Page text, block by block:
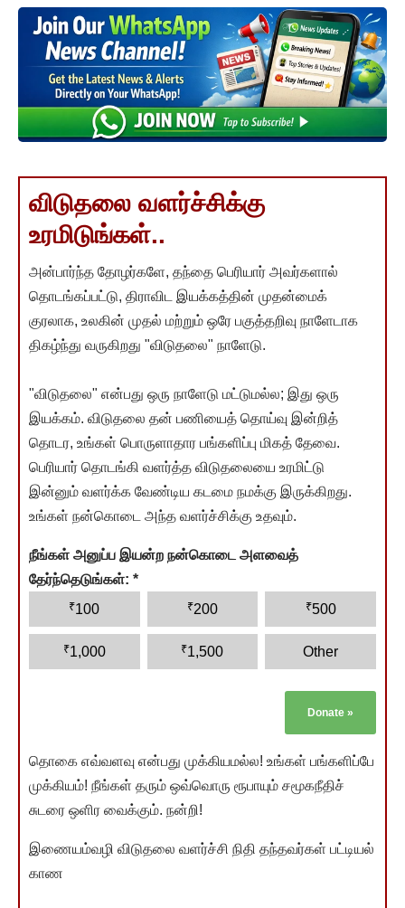
விடுதலை வளர்ச்சிக்கு
உரமிடுங்கள்..
அன்பார்ந்த தோழர்களே, தந்தை பெரியார் அவர்களால்
தொடங்கப்பட்டு, திராவிட இயக்கத்தின் முதன்மைக்
குரலாக, உலகின் முதல் மற்றும் ஒரே பகுத்தறிவு நாளேடாக
திகழ்ந்து வருகிறது "விடுதலை" நாளேடு.
"விடுதலை" என்பது ஒரு நாளேடு மட்டுமல்ல; இது ஒரு
இயக்கம். விடுதலை தன் பணியைத் தொய்வு இன்றித்
தொடர, உங்கள் பொருளாதார பங்களிப்பு மிகத் தேவை.
பெரியார் தொடங்கி வளர்த்த விடுதலையை உரமிட்டு
இன்னும் வளர்க்க வேண்டிய கடமை நமக்கு இருக்கிறது.
உங்கள் நன்கொடை அந்த வளர்ச்சிக்கு உதவும்.
நீங்கள் அனுப்ப இயன்ற நன்கொடை அளவைத்
தேர்ந்தெடுங்கள்: *
₹100 ₹200 ₹500
₹1,000 ₹1,500 Other
Donate »
தொகை எவ்வளவு என்பது முக்கியமல்ல! உங்கள் பங்களிப்பே
முக்கியம்! நீங்கள் தரும் ஒவ்வொரு ரூபாயும் சமூகநீதிச்
சுடரை ஒளிர வைக்கும். நன்றி!
இணையம்வழி விடுதலை வளர்ச்சி நிதி தந்தவர்கள் பட்டியல்
காண